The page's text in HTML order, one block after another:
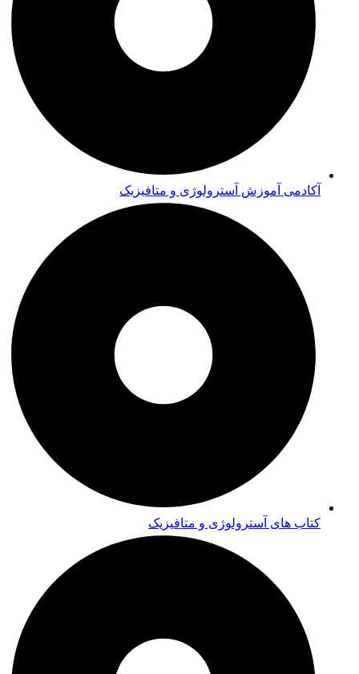
آکادمی آموزش آسترولوژی و متافیزیک
کتاب های آسترولوژی و متافیزیک